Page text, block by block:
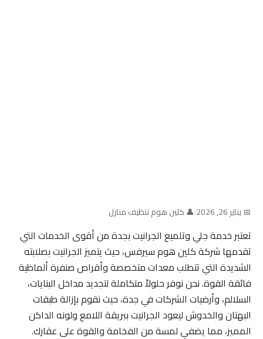
📅 يناير 26, 2026 |👤 كلين هوم تنظيف منازل
تعتبر خدمة جلي وتلميع الجرانيت بجدة من أقوى الخدمات التي
تقدمها شركة كلين هوم سيرفس، حيث يتميز الجرانيت بصلابته
الشديدة التي تتطلب معدات متخصصة وأقراص صنفرة ألماظية
فائقة القوة. نحن نوفر حلولاً متكاملة لتجديد مداخل البنايات،
السلالم، وأرضيات الشركات في جدة، حيث نقوم بإزالة طبقات
البهتان والخدوش ليعود الجرانيت ببريقة اللامع ولونه الداكن
المميز، مما يضفي لمسة من الفخامة والقوة على عقارك.